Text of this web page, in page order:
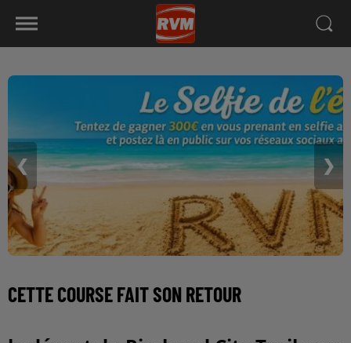
❮ ❯
CETTE COURSE FAIT SON RETOUR